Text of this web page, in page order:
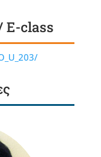
E-class